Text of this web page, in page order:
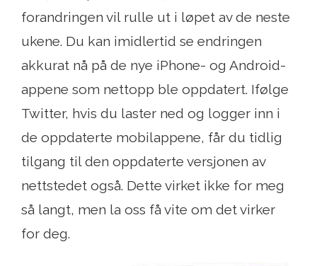
forandringen vil rulle ut i løpet av de neste
ukene. Du kan imidlertid se endringen
akkurat nå på de nye iPhone- og Android-
appene som nettopp ble oppdatert. Ifølge
Twitter, hvis du laster ned og logger inn i
de oppdaterte mobilappene, får du tidlig
tilgang til den oppdaterte versjonen av
nettstedet også. Dette virket ikke for meg
så langt, men la oss få vite om det virker
for deg.